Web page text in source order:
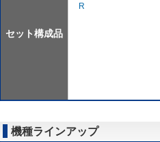
セット構成品
R
機種ラインアップ